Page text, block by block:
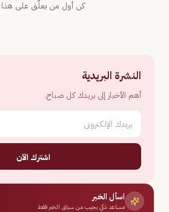
كن أول من يعلّق على هذا
النشرة البريدية
أهم الأخبار إلى بريدك كل صباح.
اشترك الآن
اسأل الخبر
مساعد ذكي يجيب من سياق الخبر فقط